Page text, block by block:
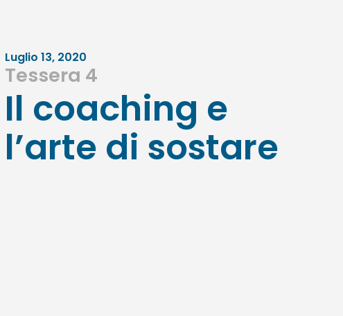
Luglio 13, 2020
Tessera 4
Il coaching e
l’arte di sostare